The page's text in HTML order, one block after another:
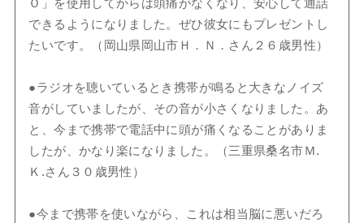
Ｏ」を使用してからは頭痛がなくなり、安心して通話
できるようになりました。ぜひ彼女にもプレゼントし
たいです。（岡山県岡山市Ｈ．Ｎ．さん２６歳男性）
●ラジオを聴いているとき携帯が鳴ると大きなノイズ
音がしていましたが、その音が小さくなりました。あ
と、今まで携帯で電話中に頭が痛くなることがありま
したが、かなり楽になりました。（三重県桑名市Ｍ.
Ｋ.さん３０歳男性）
●今まで携帯を使いながら、これは相当脳に悪いだろ